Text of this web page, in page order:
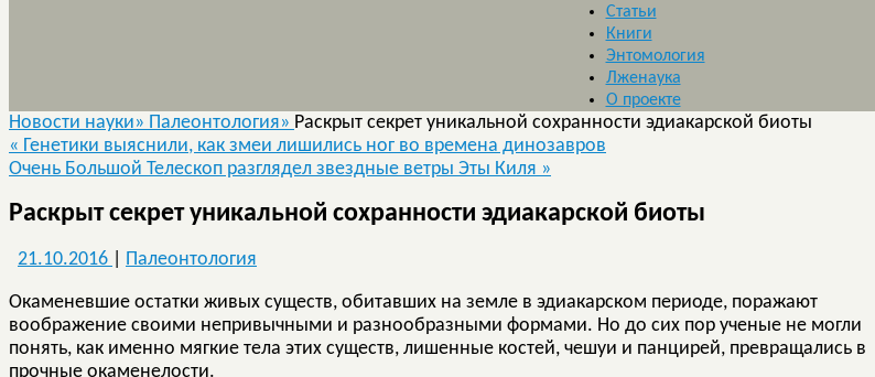
Статьи
Книги
Энтомология
Лженаука
О проекте
Новости науки» Палеонтология» Раскрыт секрет уникальной сохранности эдиакарской биоты
« Генетики выяснили, как змеи лишились ног во времена динозавров
Очень Большой Телескоп разглядел звездные ветры Эты Киля »
Раскрыт секрет уникальной сохранности эдиакарской биоты
21.10.2016 Палеонтология
Окаменевшие остатки живых существ, обитавших на земле в эдиакарском периоде, поражают
воображение своими непривычными и разнообразными формами. Но до сих пор ученые не могли
понять, как именно мягкие тела этих существ, лишенные костей, чешуи и панцирей, превращались в
прочные окаменелости.